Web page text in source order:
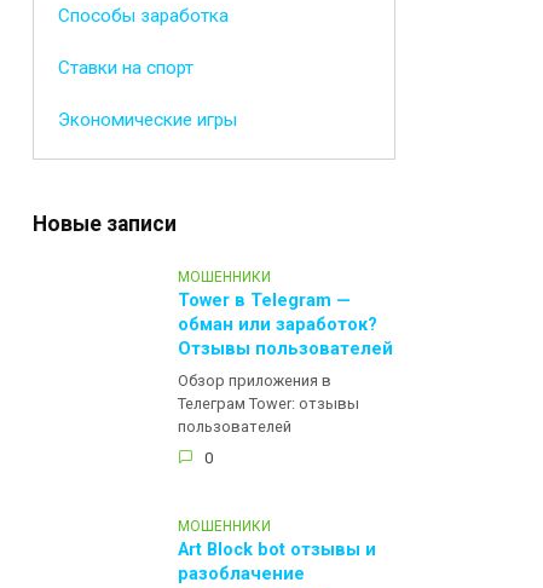
Способы заработка
Ставки на спорт
Экономические игры
Новые записи
МОШЕННИКИ
Tower в Telegram —
обман или заработок?
Отзывы пользователей
Обзор приложения в
Телеграм Tower: отзывы
пользователей
0
МОШЕННИКИ
Art Block bot отзывы и
разоблачение